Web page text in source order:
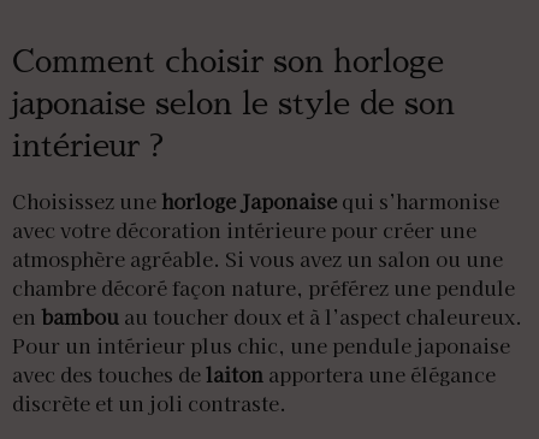
Comment choisir son horloge
japonaise selon le style de son
intérieur ?
Choisissez une horloge Japonaise qui s’harmonise
avec votre décoration intérieure pour créer une
atmosphère agréable. Si vous avez un salon ou une
chambre décoré façon nature, préférez une pendule
en bambou au toucher doux et à l’aspect chaleureux.
Pour un intérieur plus chic, une pendule japonaise
avec des touches delaiton apportera une élégance
discrète et un joli contraste.